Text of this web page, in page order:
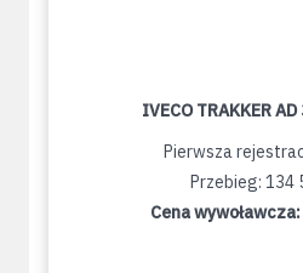
IVECO TRAKKER
Pierwsza
Przebieg: 134
Cena wywoławcza: